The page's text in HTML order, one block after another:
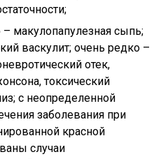
макулопапулезная сыпь;
васкулит; очень редко –
отек,
токсический
с неопределенной
заболевания при
красной
случаи